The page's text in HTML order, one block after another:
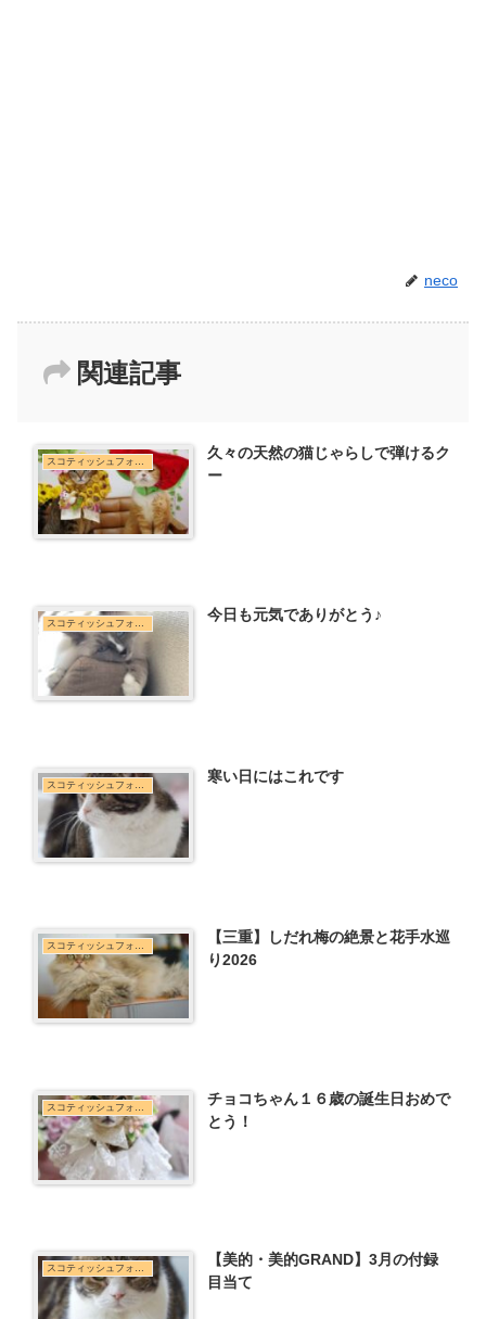
neco
関連記事
スコティッシュフォールド
久々の天然の猫じゃらしで弾けるク
ー
今日も元気でありがとう♪
寒い日にはこれです
スコティッシュフォールド
【三重】しだれ梅の絶景と花手水巡
り2026
チョコちゃん１６歳の誕生日おめで
とう！
スコティッシュフォールド
【美的・美的GRAND】3月の付録
目当て